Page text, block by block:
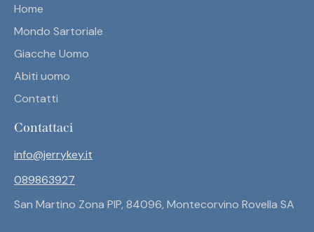
Home
Mondo Sartoriale
Giacche Uomo
Abiti uomo
Contatti
Contattaci
info@jerrykey.it
089863927
San Martino Zona PIP, 84096, Montecorvino Rovella SA